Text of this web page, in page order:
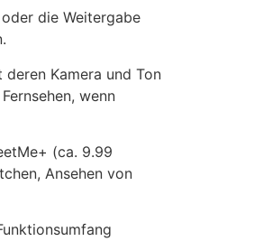
die Weitergabe
Kamera und Ton
wenn
(ca. 9.99
Ansehen von